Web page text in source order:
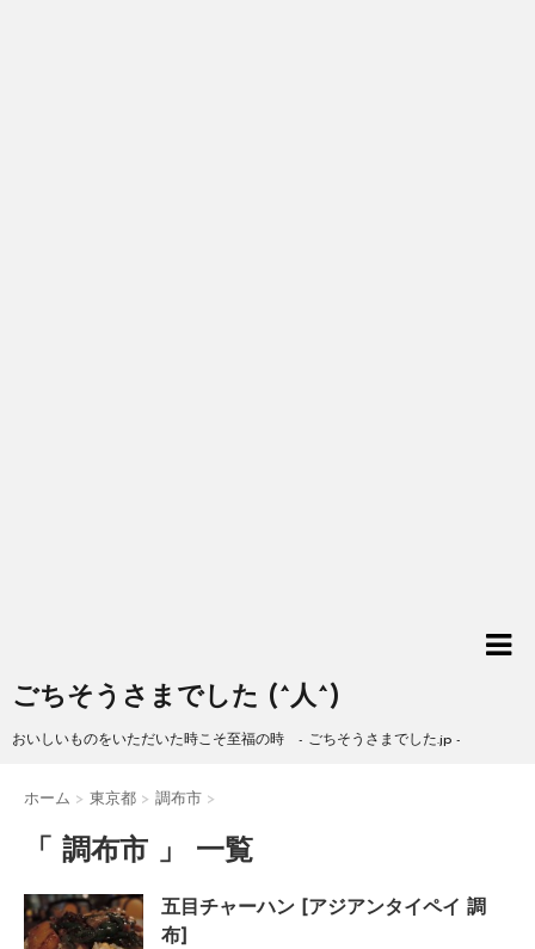
ごちそうさまでした (^人^)
おいしいものをいただいた時こそ至福の時 - ごちそうさまでした.jp -
ホーム > 東京都 > 調布市 >
「 調布市 」 一覧
五目チャーハン [アジアンタイペイ 調
布]